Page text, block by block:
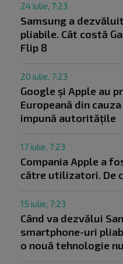
24 iulie, 7:23
Samsung a
pliabile. Cât costă
Flip 8
20 iulie, 7:23
Google și Apple au
Europeană din
impună autoritățile
17 iulie, 7:23
Compania Apple a
către utilizatori. De
15 iulie, 7:23
Când va dezvălui
smartphone-uri
o nouă tehnologie